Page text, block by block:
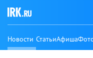
Новости СтатьиАфиша